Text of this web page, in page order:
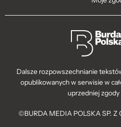
Dalsze rozpowszechnianie
opublikowanych w serwisie w
uprzedniej
©BURDA MEDIA POLSKA SP. Z